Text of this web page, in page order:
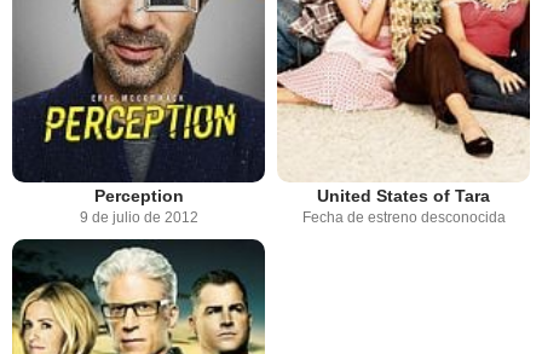
Perception
9 de julio de 2012
United States of Tara
Fecha de estreno desconocida